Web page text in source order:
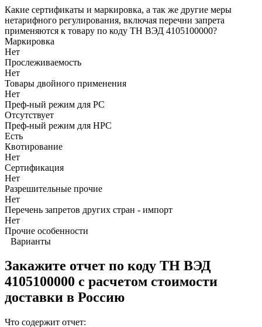
Какие сертификаты и маркировка, а так же другие меры
нетарифного регулирования, включая перечни запрета
применяются к товару по коду ТН ВЭД 4105100000?
Маркировка
Нет
Прослеживаемость
Нет
Товары двойного применения
Нет
Преф-ный режим для РС
Отсутствует
Преф-ный режим для НРС
Есть
Квотирование
Нет
Сертификация
Нет
Разрешительные прочие
Нет
Перечень запретов других стран - импорт
Нет
Прочие особенности
Варианты
Закажите отчет по коду ТН ВЭД
4105100000 с расчетом стоимости
доставки в Россию
Что содержит отчет: